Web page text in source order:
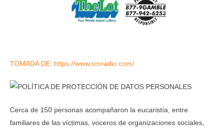
TOMADA DE: https://www.rcnradio.com/
Cerca de 150 personas acompañaron la eucaristía, entre
familiares de las víctimas, voceros de organizaciones sociales,